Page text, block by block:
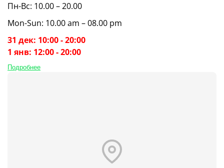
Пн-Вс: 10.00 – 20.00
Mon-Sun: 10.00 am – 08.00 pm
31 дек: 10:00 - 20:00
1 янв: 12:00 - 20:00
Подробнее